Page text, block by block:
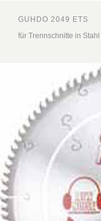
GUHDO 2049 ETS
für Trennschnitte in Stahl